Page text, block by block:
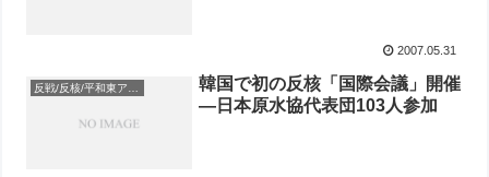
2007.05.31
韓国で初の反核「国際会議」開催
―日本原水協代表団103人参加